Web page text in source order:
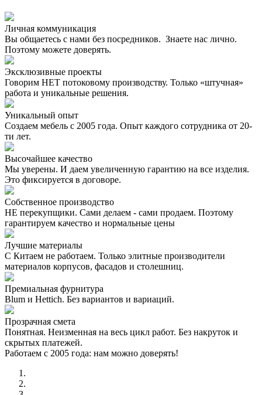
Личная коммуникация
Вы общаетесь с нами без посредников. Знаете нас лично.
Поэтому можете доверять.
Эксклюзивные проекты
Говорим НЕТ потоковому производству. Только «штучная»
работа и уникальные решения.
Уникальный опыт
Создаем мебель с 2005 года. Опыт каждого сотрудника от 20-
ти лет.
Высочайшее качество
Мы уверены. И даем увеличенную гарантию на все изделия.
Это фиксируется в договоре.
Собственное производство
НЕ перекупщики. Сами делаем - сами продаем. Поэтому
гарантируем качество и нормальные цены
Лучшие материалы
С Китаем не работаем. Только элитные производители
материалов корпусов, фасадов и столешниц.
Премиальная фурнитура
Blum и Hettich. Без вариантов и вариаций.
Прозрачная смета
Понятная. Неизменная на весь цикл работ. Без накруток и
скрытых платежей.
Работаем с 2005 года: нам можно доверять!